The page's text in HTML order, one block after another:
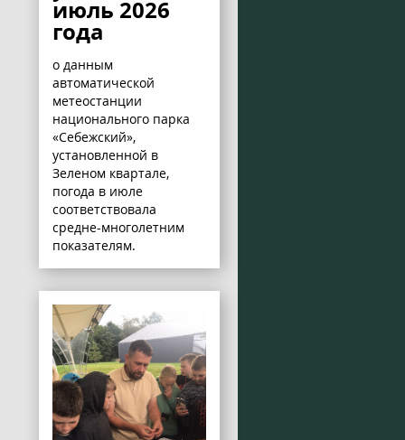
июль 2026
года
о данным
автоматической
метеостанции
национального парка
«Себежский»,
установленной в
Зеленом квартале,
погода в июле
соответствовала
средне-многолетним
показателям.